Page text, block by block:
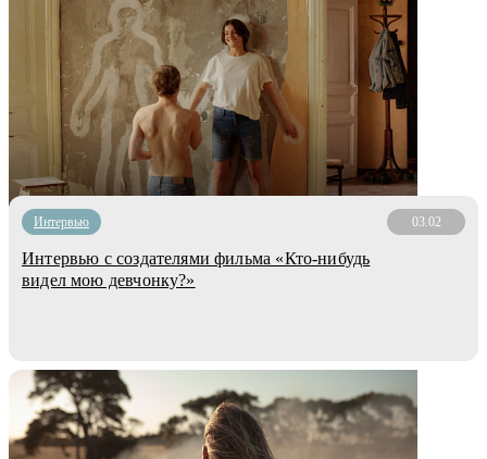
Интервью 03.02
Интервью с создателями фильма «Кто-нибудь
видел мою девчонку?»